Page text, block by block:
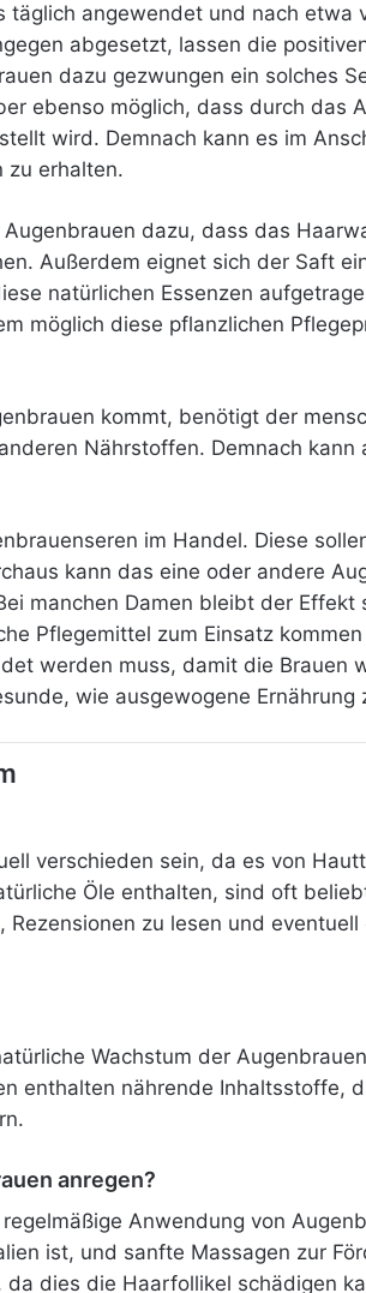
angewendet und nach etwa
abgesetzt, lassen die
dazu gezwungen ein solches
ebenso möglich, dass durch das
wird. Demnach kann es im
zu erhalten.
dazu, dass das
Außerdem eignet sich der Saft
natürlichen Essenzen
möglich diese pflanzlichen
kommt, benötigt der
Nährstoffen. Demnach
im Handel. Diese
kann das eine oder andere
manchen Damen bleibt der
Pflegemittel zum Einsatz
werden muss, damit die Brauen
wie ausgewogene Ernährung
verschieden sein, da es von
Öle enthalten, sind oft
zu lesen und
Wachstum der
enthalten nährende Inhaltsstoffe,
anregen?
Anwendung von
ist, und sanfte Massagen zur
dies die Haarfollikel schädigen